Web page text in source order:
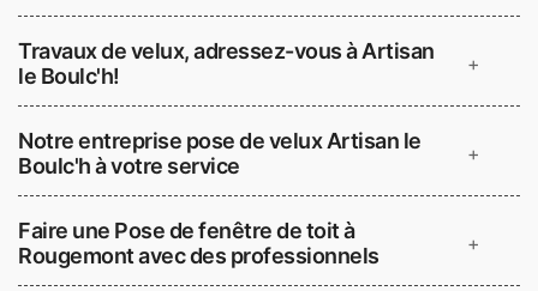
Travaux de velux, adressez-vous à Artisan
le Boulc'h!
+
Notre entreprise pose de velux Artisan le
Boulc'h à votre service
+
Faire une Pose de fenêtre de toit à
Rougemont avec des professionnels
+